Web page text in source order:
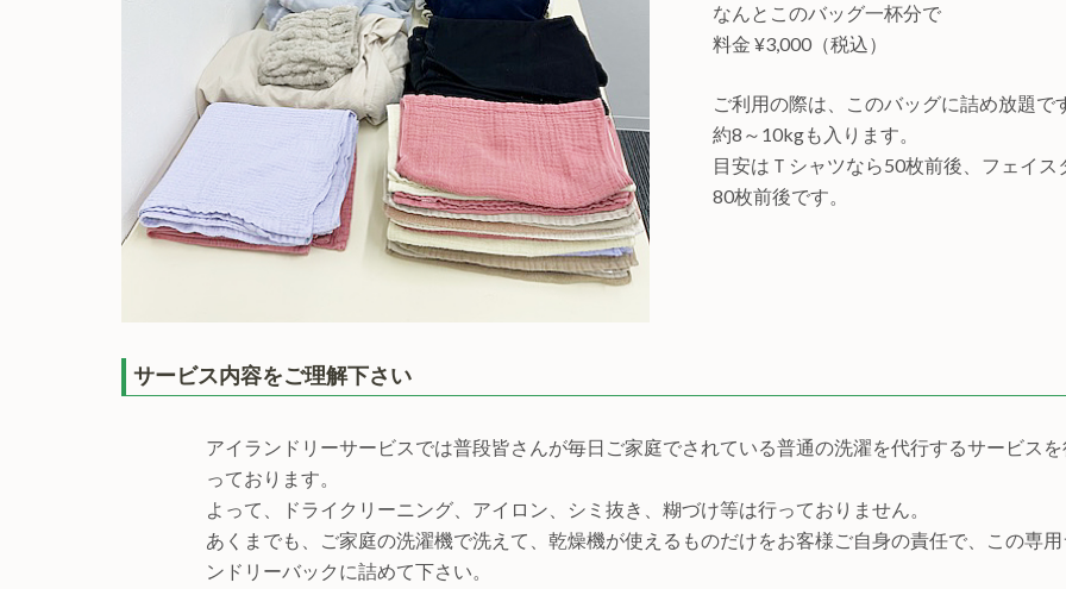
なんとこのバッグ一杯分で
料金 ¥3,000（税込）
ご利用の際は、このバッグに詰め放題で
約8～10kgも入ります。
目安はＴシャツなら50枚前後、フェイス
80枚前後です。
サービス内容をご理解下さい
アイランドリーサービスでは普段皆さんが毎日ご家庭でされている普通の洗濯を代行するサービス
っております。
よって、ドライクリーニング、アイロン、シミ抜き、糊づけ等は行っておりません。
あくまでも、ご家庭の洗濯機で洗えて、乾燥機が使えるものだけをお客様ご自身の責任で、この専
ンドリーバックに詰めて下さい。